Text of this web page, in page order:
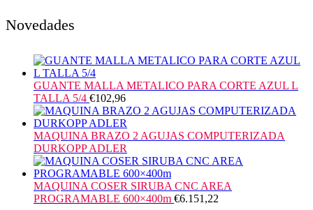
Novedades
GUANTE MALLA METALICO PARA CORTE AZUL L
TALLA 5/4 €102,96
MAQUINA BRAZO 2 AGUJAS COMPUTERIZADA
DURKOPP ADLER
MAQUINA COSER SIRUBA CNC AREA
PROGRAMABLE 600×400m €6.151,22